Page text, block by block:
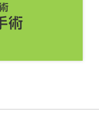
いいたしま
術